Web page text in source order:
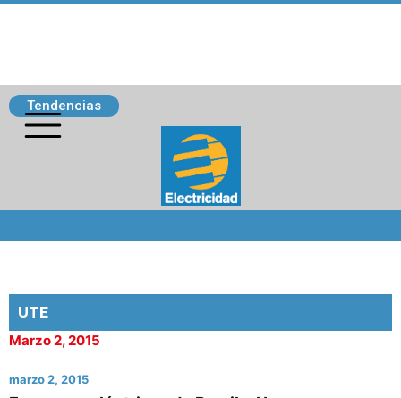
Tendencias
UTE
Marzo 2, 2015
marzo 2, 2015